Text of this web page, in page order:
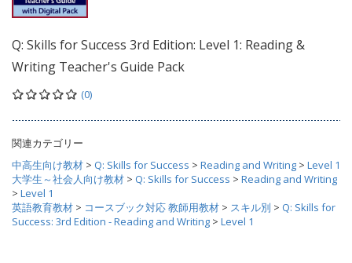
Q: Skills for Success 3rd Edition: Level 1: Reading &
Writing Teacher's Guide Pack
(0)
関連カテゴリー
中高生向け教材 > Q: Skills for Success > Reading and Writing > Level 1
大学生～社会人向け教材 > Q: Skills for Success > Reading and Writing
> Level 1
英語教育教材 > コースブック対応 教師用教材 > スキル別 > Q: Skills for
Success: 3rd Edition - Reading and Writing > Level 1